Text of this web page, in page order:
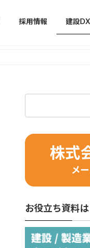
採用情報 建設
株式
メ
お役立ち資料